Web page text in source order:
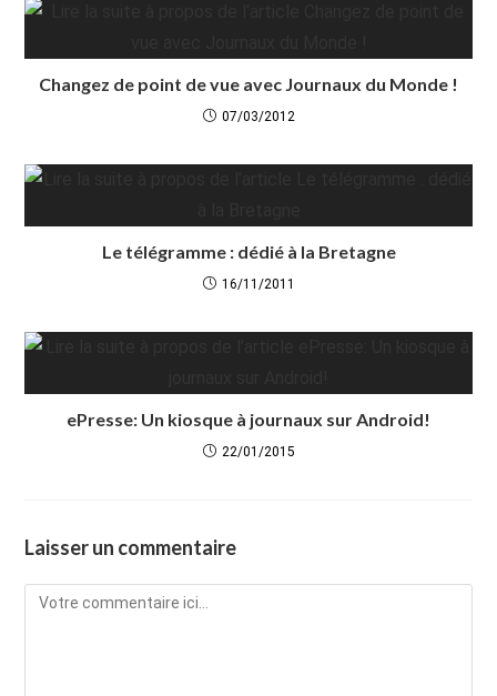
Changez de point de vue avec Journaux du Monde !
07/03/2012
Le télégramme : dédié à la Bretagne
16/11/2011
ePresse: Un kiosque à journaux sur Android!
22/01/2015
Laisser un commentaire
Comment